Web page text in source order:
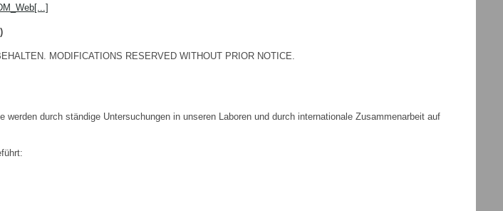
MODIFICATIONS RESERVED WITHOUT PRIOR NOTICE.
durch ständige Untersuchungen in unseren Laboren und durch internationale Zusammenarbeit auf